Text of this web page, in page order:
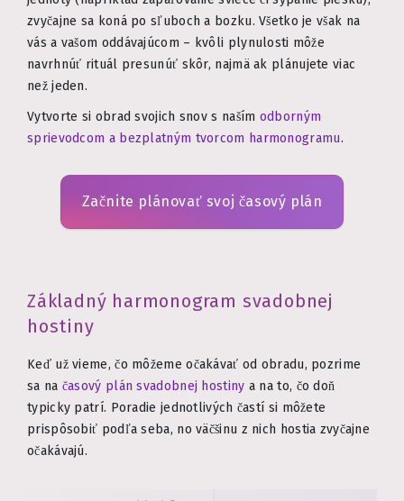
zvyčajne sa koná po sľuboch a bozku. Všetko je však na
vás a vašom oddávajúcom – kvôli plynulosti môže
navrhnúť rituál presunúť skôr, najmä ak plánujete viac
než jeden.
Vytvorte si obrad svojich snov s naším odborným
sprievodcom a bezplatným tvorcom harmonogramu.
Začnite plánovať svoj časový plán
Základný harmonogram svadobnej
hostiny
Keď už vieme, čo môžeme očakávať od obradu, pozrime
sa na časový plán svadobnej hostiny a na to, čo doň
typicky patrí. Poradie jednotlivých častí si môžete
prispôsobiť podľa seba, no väčšinu z nich hostia zvyčajne
očakávajú.